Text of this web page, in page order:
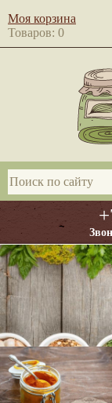
Моя корзина
Товаров: 0